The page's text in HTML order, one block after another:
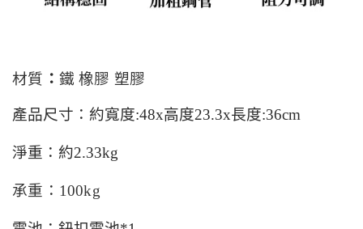
材質 ： 鐵 橡膠 塑膠
產品尺寸： 約寬度:48x高度23.3x長度:36cm
淨重： 約2.33kg
承重 ： 100kg